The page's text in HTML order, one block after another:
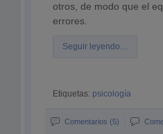
otros, de modo que el
errores.
Seguir leyendo…
Etiquetas: psicología
Comentarios (5)